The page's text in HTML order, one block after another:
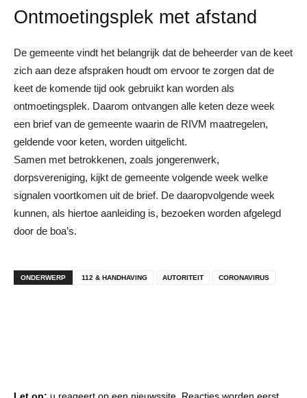
Ontmoetingsplek met afstand
De gemeente vindt het belangrijk dat de beheerder van de keet
zich aan deze afspraken houdt om ervoor te zorgen dat de
keet de komende tijd ook gebruikt kan worden als
ontmoetingsplek. Daarom ontvangen alle keten deze week
een brief van de gemeente waarin de RIVM maatregelen,
geldende voor keten, worden uitgelicht.
Samen met betrokkenen, zoals jongerenwerk,
dorpsvereniging, kijkt de gemeente volgende week welke
signalen voortkomen uit de brief. De daaropvolgende week
kunnen, als hiertoe aanleiding is, bezoeken worden afgelegd
door de boa’s.
ONDERWERP 112 & HANDHAVING AUTORITEIT CORONAVIRUS
Let op: u reageert op een nieuwssite. Reacties worden eerst